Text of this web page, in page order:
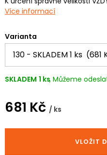
Více informací
Varianta
SKLADEM 1 ks
681 Kč / ks
cena:
VLOŽIT